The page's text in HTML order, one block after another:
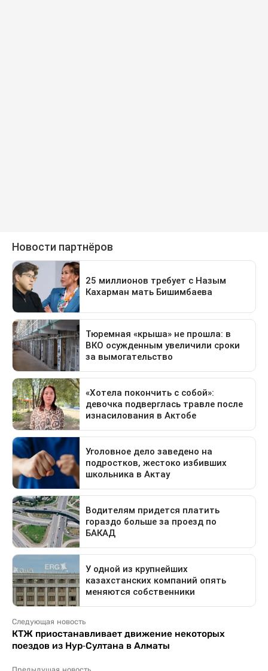
Следующая новость
КТЖ приостанавливает движение некоторых
поездов из Нур-Султана в Алматы